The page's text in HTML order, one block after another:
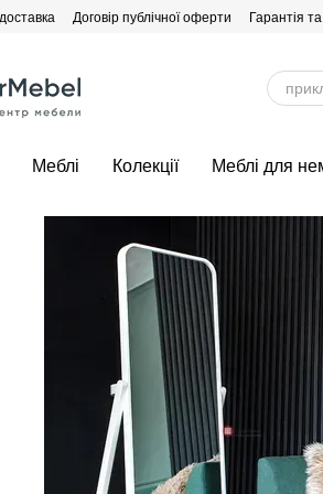
контентуДоговір публічної оферти Гарантія
Меблі Колекції Меблі для